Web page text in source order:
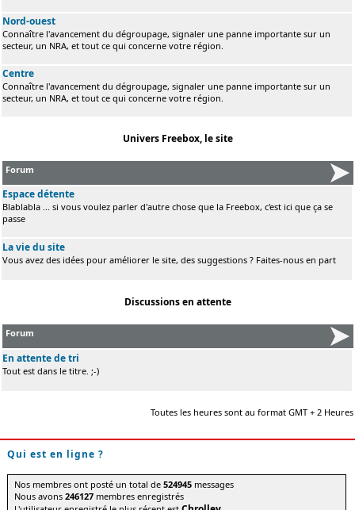
Nord-ouest
Connaître l'avancement du dégroupage, signaler une panne importante sur un
secteur, un NRA, et tout ce qui concerne votre région.
Centre
Connaître l'avancement du dégroupage, signaler une panne importante sur un
secteur, un NRA, et tout ce qui concerne votre région.
Univers Freebox, le site
Forum
Espace détente
Blablabla ... si vous voulez parler d'autre chose que la Freebox, c'est ici que ça se
passe
La vie du site
Vous avez des idées pour améliorer le site, des suggestions ? Faites-nous en part
Discussions en attente
Forum
En attente de tri
Tout est dans le titre. ;-)
Toutes les heures sont au format GMT + 2 Heures
Qui est en ligne ?
Nos membres ont posté un total de524945 messages
Nous avons246127 membres enregistrés